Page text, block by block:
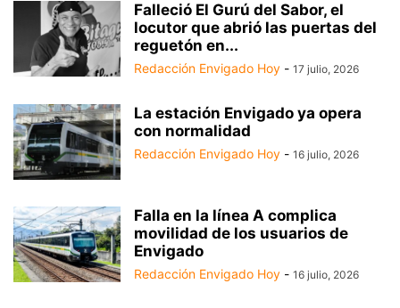
Falleció El Gurú del Sabor, el
locutor que abrió las puertas del
reguetón en...
Redacción Envigado Hoy - 17 julio, 2026
La estación Envigado ya opera
con normalidad
Redacción Envigado Hoy - 16 julio, 2026
Falla en la línea A complica
movilidad de los usuarios de
Envigado
Redacción Envigado Hoy - 16 julio, 2026